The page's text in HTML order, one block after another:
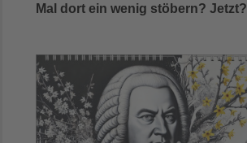
Mal dort ein wenig stöbern? Jetzt?